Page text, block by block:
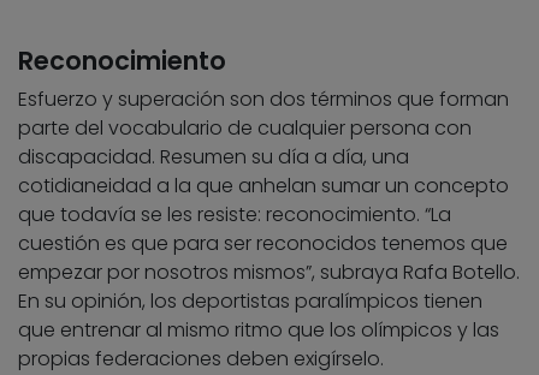
Reconocimiento
Esfuerzo y superación son dos términos que forman
parte del vocabulario de cualquier persona con
discapacidad. Resumen su día a día, una
cotidianeidad a la que anhelan sumar un concepto
que todavía se les resiste: reconocimiento. “La
cuestión es que para ser reconocidos tenemos que
empezar por nosotros mismos”, subraya Rafa Botello.
En su opinión, los deportistas paralímpicos tienen
que entrenar al mismo ritmo que los olímpicos y las
propias federaciones deben exigírselo.